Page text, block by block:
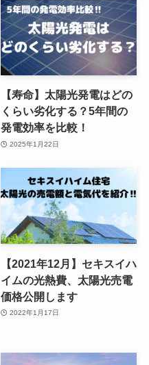
【寿命】太陽光発電はどの
くらい劣化する？5年間の
発電効率を比較！
2025年1月22日
【2021年12月】セキスイハ
イムの光熱費、太陽光売電
価格公開します
2022年1月17日